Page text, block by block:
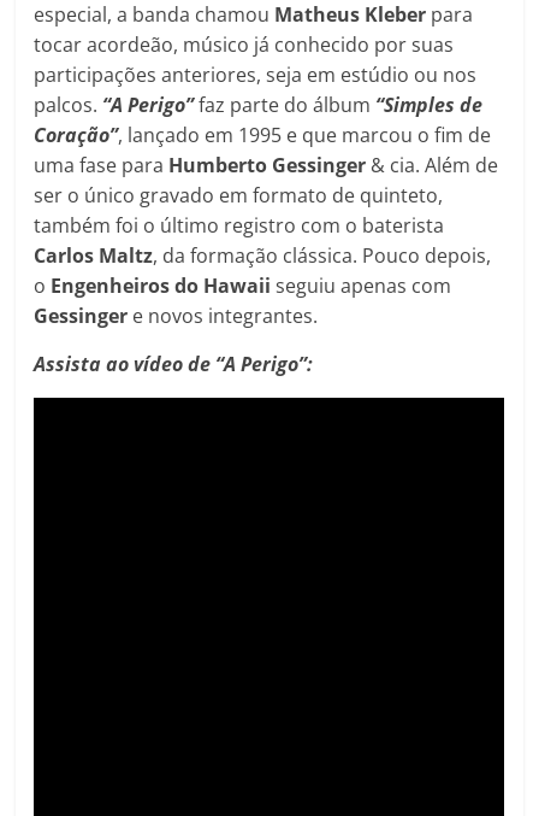
especial, a banda chamou Matheus Kleber para
tocar acordeão, músico já conhecido por suas
participações anteriores, seja em estúdio ou nos
palcos. “A Perigo”faz parte do álbum “Simples de
Coração”, lançado em 1995 e que marcou o fim de
uma fase para Humberto Gessinger & cia. Além de
ser o único gravado em formato de quinteto,
também foi o último registro com o baterista
Carlos Maltz, da formação clássica. Pouco depois,
o Engenheiros do Hawaiiseguiu apenas com
Gessinger e novos integrantes.
Assista ao vídeo de “A Perigo”: